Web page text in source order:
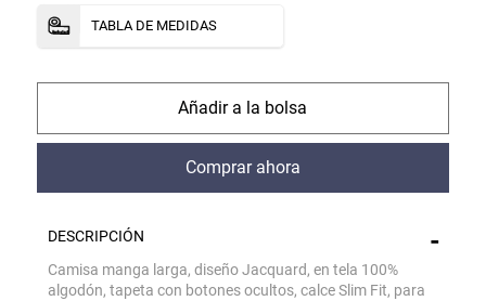
TABLA DE MEDIDAS
comprar
comprar
DESCRIPCIÓN
Camisa manga larga, diseño Jacquard, en tela 100%
algodón, tapeta con botones ocultos, calce Slim Fit, para